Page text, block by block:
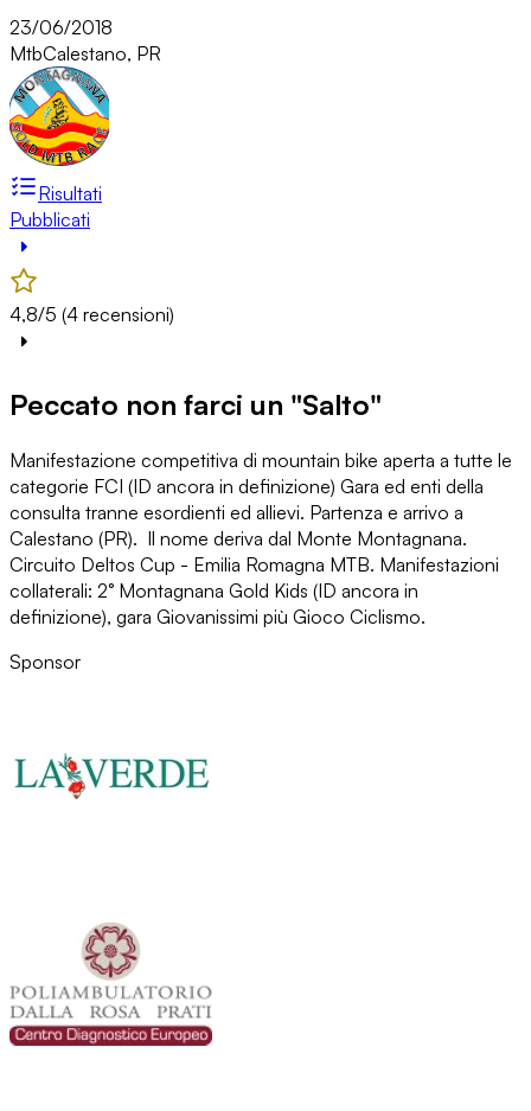
23/06/2018
MtbCalestano, PR
Risultati
Pubblicati
4,8/5 (4 recensioni)
Peccato non farci un "Salto"
Manifestazione competitiva di mountain bike aperta a tutte le
categorie FCI (ID ancora in definizione) Gara ed enti della
consulta tranne esordienti ed allievi. Partenza e arrivo a
Calestano (PR). Il nome deriva dal Monte Montagnana.
Circuito Deltos Cup - Emilia Romagna MTB. Manifestazioni
collaterali: 2° Montagnana Gold Kids (ID ancora in
definizione), gara Giovanissimi più Gioco Ciclismo.
Sponsor